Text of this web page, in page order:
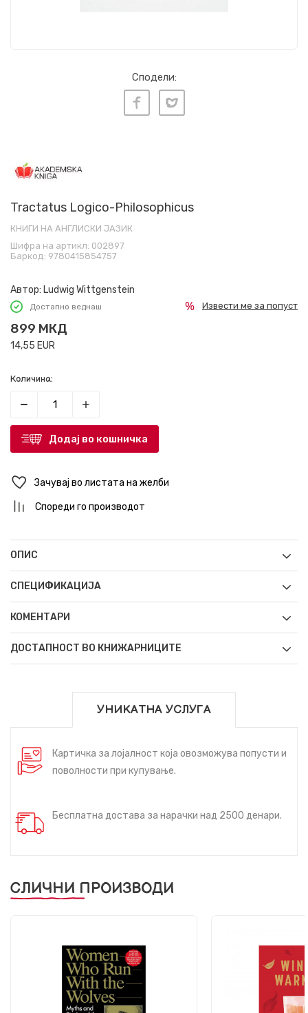
Сподели:
Tractatus Logico-Philosophicus
КНИГИ НА АНГЛИСКИ ЈАЗИК
Шифра на артикл: 002897
Баркод: 9780415854757
Автор: Ludwig Wittgenstein
Достапно веднаш
899 МКД
14,55 EUR
Извести ме за попуст
Количина:
Додај во кошничка
Зачувај во листата на желби
Спореди го производот
ОПИС
СПЕЦИФИКАЦИЈА
КОМЕНТАРИ
ДОСТАПНОСТ ВО КНИЖАРНИЦИТЕ
УНИКАТНА УСЛУГА
Картичка за лојалност која овозможува попусти и
поволности при купување.
Бесплатна достава за нарачки над 2500 денари.
СЛИЧНИ ПРОИЗВОДИ